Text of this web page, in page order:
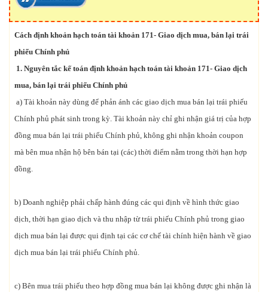
Cách định khoản hạch toán tài khoản 171- Giao dịch mua, bán lại trái
phiếu Chính phủ
1. Nguyên tắc kế toán định khoản hạch toán tài khoản 171- Giao dịch
mua, bán lại trái phiếu Chính phủ
a) Tài khoản này dùng để phản ánh các giao dịch mua bán lại trái phiếu
Chính phủ phát sinh trong kỳ. Tài khoản này chỉ ghi nhận giá trị của hợp
đồng mua bán lại trái phiếu Chính phủ, không ghi nhận khoản coupon
mà bên mua nhận hộ bên bán tại (các) thời điểm nằm trong thời hạn hợp
đồng.
b) Doanh nghiệp phải chấp hành đúng các qui định về hình thức giao
dịch, thời hạn giao dịch và thu nhập từ trái phiếu Chính phủ trong giao
dịch mua bán lại được qui định tại các cơ chế tài chính hiện hành về giao
dịch mua bán lại trái phiếu Chính phủ.
c) Bên mua trái phiếu theo hợp đồng mua bán lại không được ghi nhận là